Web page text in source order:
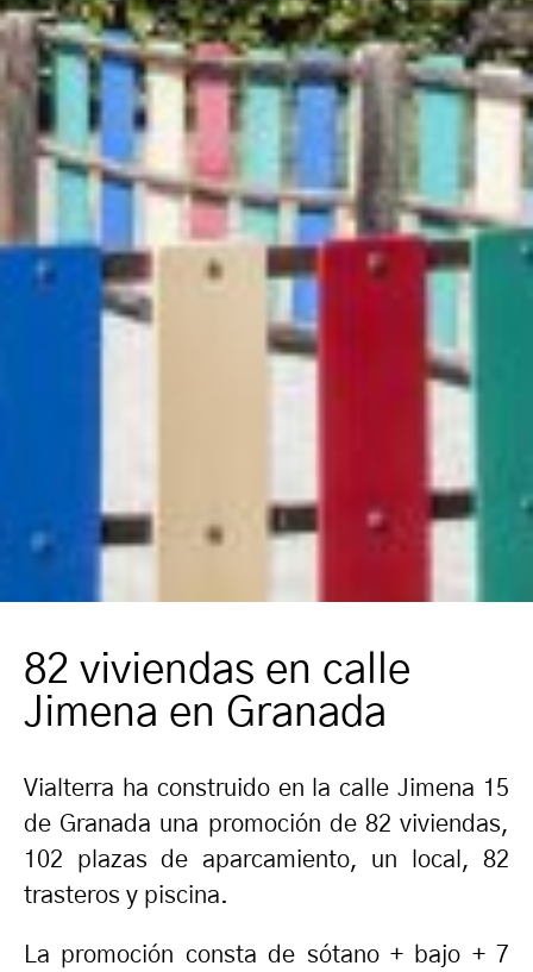
82 viviendas en calle
Jimena en Granada
Vialterra ha construido en la calle Jimena 15
de Granada una promoción de 82 viviendas,
102 plazas de aparcamiento, un local, 82
trasteros y piscina.
La promoción consta de sótano + bajo + 7